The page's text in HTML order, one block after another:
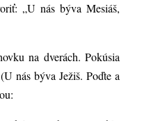
„U nás býva Mesiáš,
na dverách. Pokúsia
nás býva Ježiš. Poďte a